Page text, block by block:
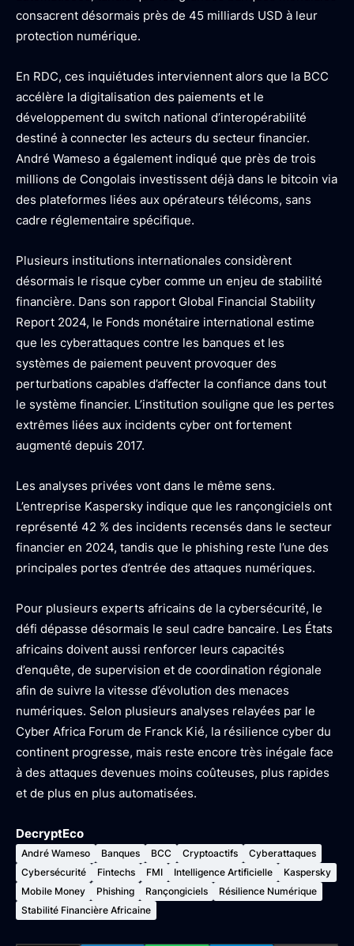
consacrent désormais près de 45 milliards USD à leur
protection numérique.
En RDC, ces inquiétudes interviennent alors que la BCC
accélère la digitalisation des paiements et le
développement du switch national d’interopérabilité
destiné à connecter les acteurs du secteur financier.
André Wameso a également indiqué que près de trois
millions de Congolais investissent déjà dans le bitcoin via
des plateformes liées aux opérateurs télécoms, sans
cadre réglementaire spécifique.
Plusieurs institutions internationales considèrent
désormais le risque cyber comme un enjeu de stabilité
financière. Dans son rapport Global Financial Stability
Report 2024, le Fonds monétaire international estime
que les cyberattaques contre les banques et les
systèmes de paiement peuvent provoquer des
perturbations capables d’affecter la confiance dans tout
le système financier. L’institution souligne que les pertes
extrêmes liées aux incidents cyber ont fortement
augmenté depuis 2017.
Les analyses privées vont dans le même sens.
L’entreprise Kaspersky indique que les rançongiciels ont
représenté 42 % des incidents recensés dans le secteur
financier en 2024, tandis que le phishing reste l’une des
principales portes d’entrée des attaques numériques.
Pour plusieurs experts africains de la cybersécurité, le
défi dépasse désormais le seul cadre bancaire. Les États
africains doivent aussi renforcer leurs capacités
d’enquête, de supervision et de coordination régionale
afin de suivre la vitesse d’évolution des menaces
numériques. Selon plusieurs analyses relayées par le
Cyber Africa Forum de Franck Kié, la résilience cyber du
continent progresse, mais reste encore très inégale face
à des attaques devenues moins coûteuses, plus rapides
et de plus en plus automatisées.
DecryptEco
André Wameso Banques BCC Cryptoactifs
Cyberattaques
Cybersécurité
Fintechs FMI Intelligence Artificielle
Kaspersky
Mobile Money
Phishing Rançongiciels
Résilience Numérique
Stabilité Financière Africaine